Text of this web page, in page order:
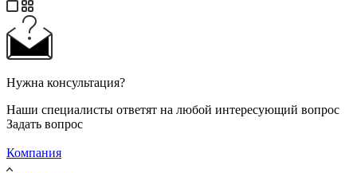
Нужна консультация?
Наши специалисты ответят на любой интересующий вопрос
Задать вопрос
Компания